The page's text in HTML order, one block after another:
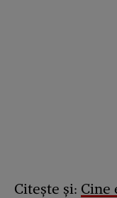
Citește și: Cine